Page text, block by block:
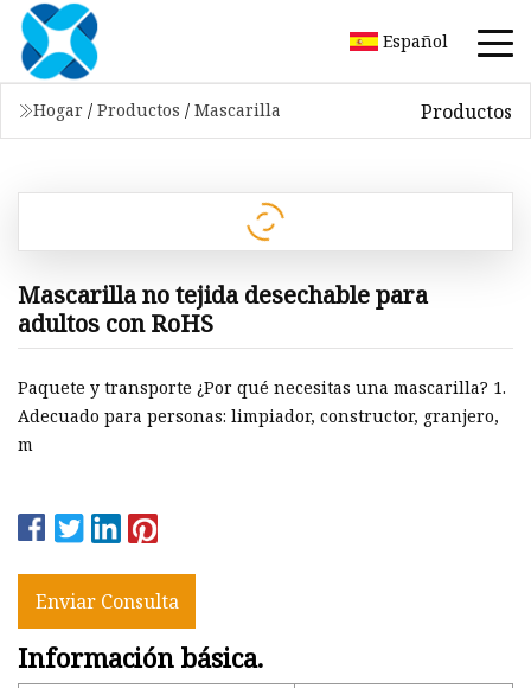
Español
Hogar / Productos / Mascarilla Productos
Mascarilla no tejida desechable para
adultos con RoHS
Paquete y transporte ¿Por qué necesitas una mascarilla? 1.
Adecuado para personas: limpiador, constructor, granjero,
m
Enviar Consulta
Información básica.